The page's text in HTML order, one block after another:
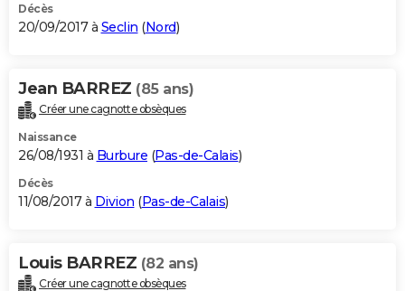
Décès
20/09/2017 à Seclin (Nord)
Jean BARREZ (85 ans)
Créer une cagnotte obsèques
Naissance
26/08/1931 à Burbure (Pas-de-Calais)
Décès
11/08/2017 à Divion (Pas-de-Calais)
Louis BARREZ (82 ans)
Créer une cagnotte obsèques